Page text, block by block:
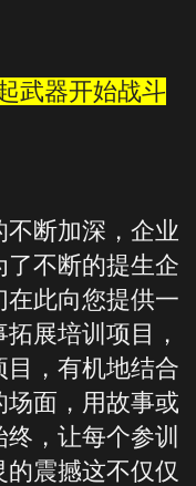
武器开始战斗
不断加深，企业
不断的提生企
此向您提供一
展培训项目，
，有机地结合
面，用故事或
，让每个参训
震撼这不仅仅